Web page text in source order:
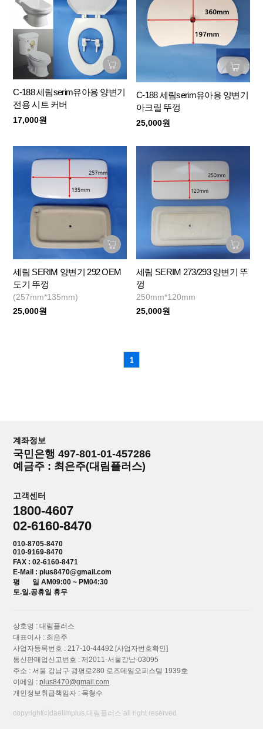
C-188 세림serim유아용 양변기
전용 시트 커버
17,000원
C-188 세림serim유아용 양변기
아크릴 뚜껑
25,000원
세림 SERIM 양변기 292 OEM
도기 뚜껑
(257mm*135mm)
25,000원
세림 SERIM 273/293 양변기 뚜
껑
250mm*120mm
25,000원
1
계좌정보
국민은행 497-801-01-457286
예금주 : 최은주(대림플러스)
고객센터
1800-4607
02-6160-8470
010-8705-8470
010-9169-8470
FAX : 02-6160-8471
E-Mail : plus8470@gmail.com
평 일 AM09:00 ~ PM04:30
토.일.공휴일 휴무
상호명 : 대림플러스
대표이사 : 최은주
사업자등록번호 : 217-10-44492 [사업자번호확인]
통신판매업신고번호 : 제2011-서울강남-03095
주소 : 서울 강남구 광평로280 로즈데일오피스텔 1939호
이메일 :plus8470@gmail.com
개인정보취급책임자 : 목형수
copyright⒞daelimplus,대림플러스 all right reserved